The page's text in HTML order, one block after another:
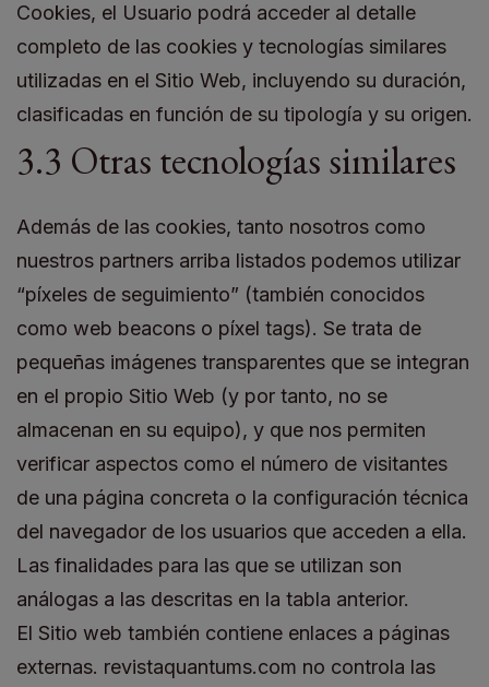
Cookies, el Usuario podrá acceder al detalle
completo de las cookies y tecnologías similares
utilizadas en el Sitio Web, incluyendo su duración,
clasificadas en función de su tipología y su origen.
3.3 Otras tecnologías similares
Además de las cookies, tanto nosotros como
nuestros partners arriba listados podemos utilizar
“píxeles de seguimiento” (también conocidos
como web beacons o píxel tags). Se trata de
pequeñas imágenes transparentes que se integran
en el propio Sitio Web (y por tanto, no se
almacenan en su equipo), y que nos permiten
verificar aspectos como el número de visitantes
de una página concreta o la configuración técnica
del navegador de los usuarios que acceden a ella.
Las finalidades para las que se utilizan son
análogas a las descritas en la tabla anterior.
El Sitio web también contiene enlaces a páginas
externas. revistaquantums.com no controla las